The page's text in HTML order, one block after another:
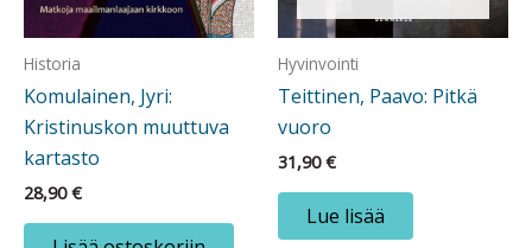
Historia
Komulainen, Jyri:
Kristinuskon muuttuva
kartasto
28,90€
Hyvinvointi
Teittinen, Paavo: Pitkä
vuoro
31,90€
Lue lisää